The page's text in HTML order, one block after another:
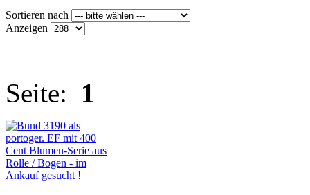
Sortieren nach
Anzeigen
Seite: 1